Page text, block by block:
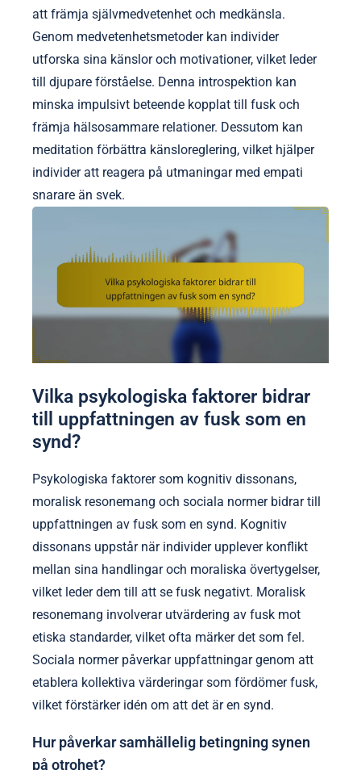
att främja självmedvetenhet och medkänsla.
Genom medvetenhetsmetoder kan individer
utforska sina känslor och motivationer, vilket leder
till djupare förståelse. Denna introspektion kan
minska impulsivt beteende kopplat till fusk och
främja hälsosammare relationer. Dessutom kan
meditation förbättra känsloreglering, vilket hjälper
individer att reagera på utmaningar med empati
snarare än svek.
Vilka psykologiska faktorer bidrar
till uppfattningen av fusk som en
synd?
Psykologiska faktorer som kognitiv dissonans,
moralisk resonemang och sociala normer bidrar till
uppfattningen av fusk som en synd. Kognitiv
dissonans uppstår när individer upplever konflikt
mellan sina handlingar och moraliska övertygelser,
vilket leder dem till att se fusk negativt. Moralisk
resonemang involverar utvärdering av fusk mot
etiska standarder, vilket ofta märker det som fel.
Sociala normer påverkar uppfattningar genom att
etablera kollektiva värderingar som fördömer fusk,
vilket förstärker idén om att det är en synd.
Hur påverkar samhällelig betingning synen
på otrohet?